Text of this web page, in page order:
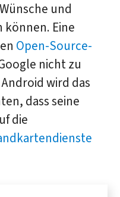
und
Eine
Open-Source-
nicht zu
wird das
dass seine
die